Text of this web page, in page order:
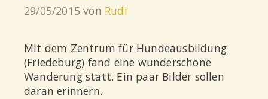
29/05/2015 von Rudi
Mit dem Zentrum für Hundeausbildung
(Friedeburg) fand eine wunderschöne
Wanderung statt. Ein paar Bilder sollen
daran erinnern.